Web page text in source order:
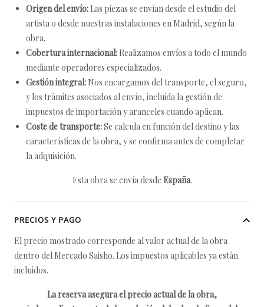
Origen del envío: Las piezas se envían desde el estudio del
artista o desde nuestras instalaciones en Madrid, según la
obra.
Cobertura internacional: Realizamos envíos a todo el mundo
mediante operadores especializados.
Gestión integral: Nos encargamos del transporte, el seguro,
y los trámites asociados al envío, incluida la gestión de
impuestos de importación y aranceles cuando aplican.
Coste de transporte:Se calcula en función del destino y las
características de la obra, y se confirma antes de completar
la adquisición.
Esta obra se envía desde España.
PRECIOS Y PAGO
El precio mostrado corresponde al valor actual de la obra
dentro del Mercado Saisho. Los impuestos aplicables ya están
incluidos.
La reserva asegura el precio actual de la obra,